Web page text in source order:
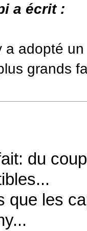
a écrit :
a adopté
grands
du
que les